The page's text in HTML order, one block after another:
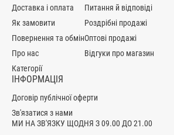
МИ НА ЗВ'ЯЗКУ ЩОДНЯ З 09.00 ДО 21.00
Доставка і оплата
Як замовити
Повернення та обмін
Про нас
Категорії
Питання й відповіді
Роздрібні продажі
Оптові продажі
Відгуки про магазин
ІНФОРМАЦІЯ
Договір публічної оферти
Зв'язатися з нами